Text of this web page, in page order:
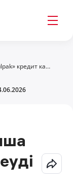
«Sulpak» кредит карточкасы бойынша бонустарды есептеуді тоқтату туралы хабарлама